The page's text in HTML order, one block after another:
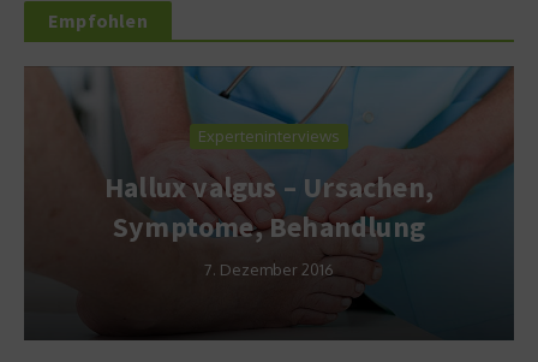
Empfohlen
Experteninterviews
Hallux valgus – Ursachen,
Symptome, Behandlung
7. Dezember 2016